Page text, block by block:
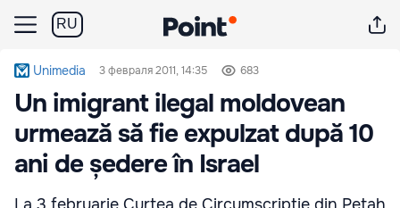
RU
Unimedia 3 февраля 2011, 14:35 683
Un imigrant ilegal moldovean
urmează să fie expulzat după 10
ani de ședere în Israel